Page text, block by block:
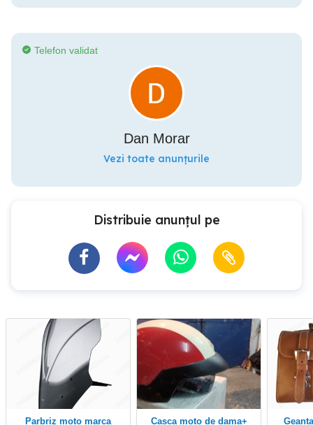
Telefon validat
Dan Morar
Vezi toate anunțurile
Distribuie anunțul pe
Parbriz moto marca Casca moto de dama+ Geanta piele naturala